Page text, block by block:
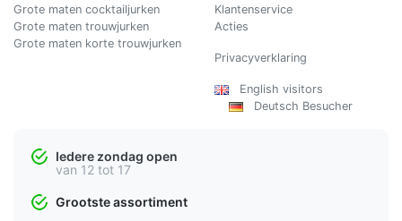
Grote maten cocktailjurken
Grote maten trouwjurken
Grote maten korte trouwjurken
Klantenservice
Acties
Privacyverklaring
English visitors
Deutsch Besucher
Iedere zondag open
van 12 tot 17
Grootste assortiment